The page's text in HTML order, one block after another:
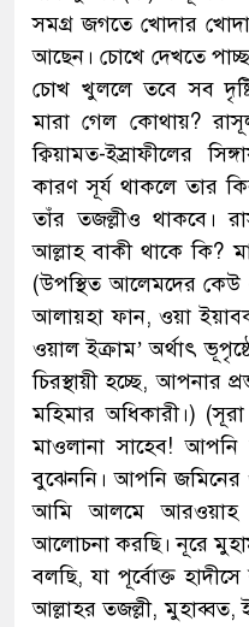
সমগ্র জগতে খোদার
আছেন। চোখে দেখতে
চোখ খুললে তবে সব
মারা গেল কোথায়?
ক্বিয়ামত-ইস্রাফীলের
কারণ সূর্য থাকলে তার
তাঁর তজল্লীও থাকবে।
আল্লাহ বাকী থাকে কি?
(উপস্থিত আলেমদের
আলায়হা ফান, ওয়া
ওয়াল ইক্রাম’ অর্থাৎ
চিরস্থায়ী হচ্ছে, আপনার
মহিমার অধিকারী।)
মাওলানা সাহেব!
বুঝেননি। আপনি
আমি আলমে আরওয়াহ ও
আলোচনা করছি। নূরে
বলছি, যা পূর্বোক্ত
আল্লাহর তজল্লী,